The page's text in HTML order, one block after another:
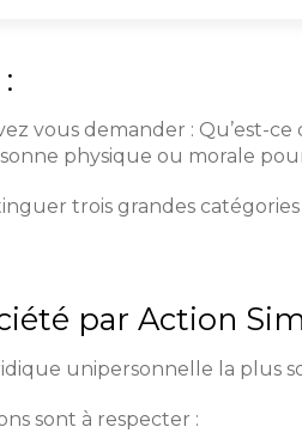
vous demander : Qu’est-
physique ou morale
trois grandes
par Action
unipersonnelle la
sont à respecter :